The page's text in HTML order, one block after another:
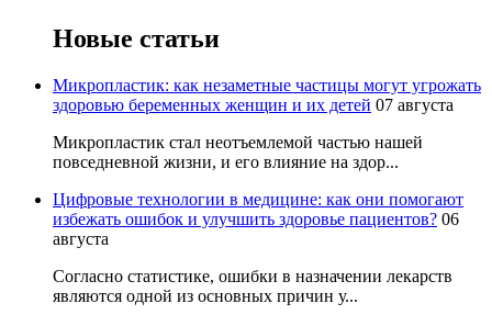
Новые статьи
Микропластик: как незаметные частицы могут угрожать
здоровью беременных женщин и их детей 07 августа
Микропластик стал неотъемлемой частью нашей
повседневной жизни, и его влияние на здор...
Цифровые технологии в медицине: как они помогают
избежать ошибок и улучшить здоровье пациентов? 06
августа
Согласно статистике, ошибки в назначении лекарств
являются одной из основных причин у...